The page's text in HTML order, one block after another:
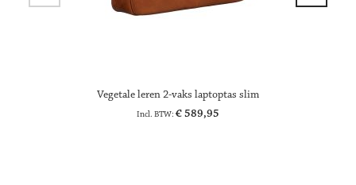
Vegetale leren 2-vaks laptoptas slim
€ 589,95